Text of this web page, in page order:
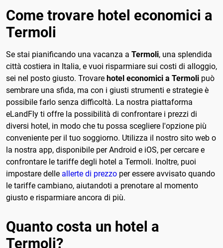
Come trovare hotel economici a
Termoli
Se stai pianificando una vacanza a Termoli, una splendida
città costiera in Italia, e vuoi risparmiare sui costi di alloggio,
sei nel posto giusto. Trovare hotel economici a Termoli può
sembrare una sfida, ma con i giusti strumenti e strategie è
possibile farlo senza difficoltà. La nostra piattaforma
eLandFly ti offre la possibilità di confrontare i prezzi di
diversi hotel, in modo che tu possa scegliere l'opzione più
conveniente per il tuo soggiorno. Utilizza il nostro sito web o
la nostra app, disponibile per Android e iOS, per cercare e
confrontare le tariffe degli hotel a Termoli. Inoltre, puoi
impostare delle allerte di prezzo per essere avvisato quando
le tariffe cambiano, aiutandoti a prenotare al momento
giusto e risparmiare ancora di più.
Quanto costa un hotel a
Termoli?